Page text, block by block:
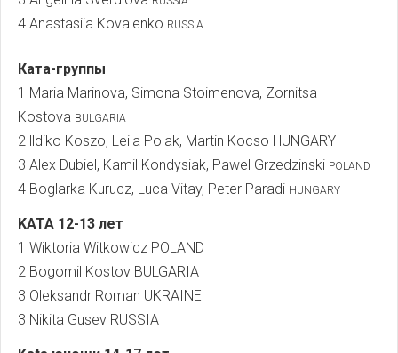
4 Anastasiia Kovalenko RUSSIA
Ката-группы
1 Maria Marinova, Simona Stoimenova, Zornitsa
Kostova BULGARIA
2 lldiko Koszo, Leila Polak, Martin Kocso HUNGARY
3 Alex Dubiel, Kamil Kondysiak, Pawel Grzedzinski POLAND
4 Boglarka Kurucz, Luca Vitay, Peter Paradi HUNGARY
KATA 12-13 лет
1 Wiktoria Witkowicz POLAND
2 Bogomil Kostov BULGARIA
3 Oleksandr Roman UKRAINE
3 Nikita Gusev RUSSIA